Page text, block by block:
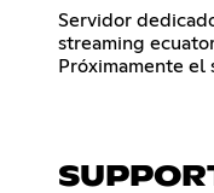
Servidor
streaming
Próximamente el